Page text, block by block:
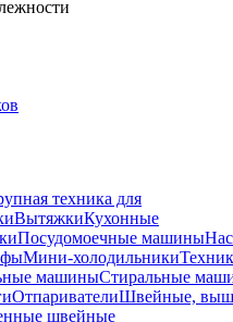
техника для
ВытяжкиКухонные
Посудомоечные машины
Мини-холодильники
машиныСтиральные
ОтпаривателиШвейные,
швейные